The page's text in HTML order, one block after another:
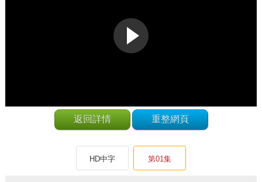
返回詳情 重整網頁
HD中字 第01集